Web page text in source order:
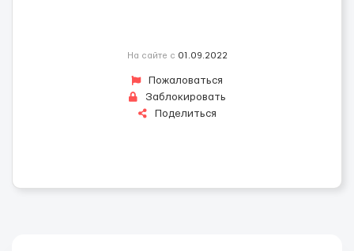
На сайте с 01.09.2022
Пожаловаться
Заблокировать
Поделиться